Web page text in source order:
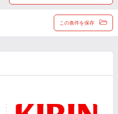
この条件を保存